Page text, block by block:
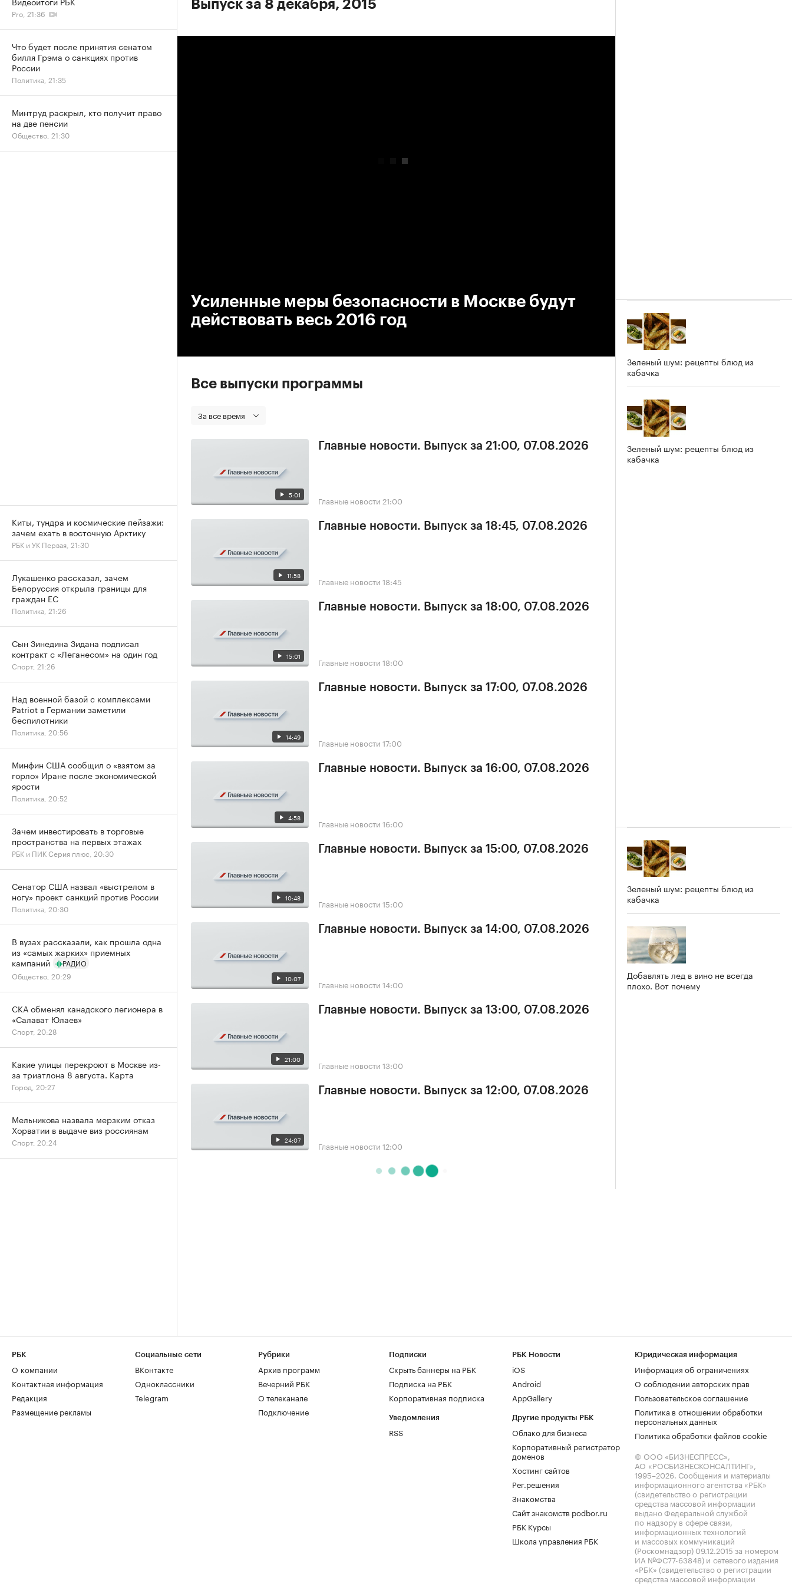
Выпуск за 8 декабря, 2015
Усиленные меры безопасности в Москве будут
действовать весь 2016 год
Все выпуски программы
За все время
5:01
Главные новости. Выпуск за 21:00, 07.08.2026
Главные новости 21:00
11:58
Главные новости. Выпуск за 18:45, 07.08.2026
Главные новости 18:45
15:01
Главные новости. Выпуск за 18:00, 07.08.2026
Главные новости 18:00
14:49
Главные новости. Выпуск за 17:00, 07.08.2026
Главные новости 17:00
4:58
Главные новости. Выпуск за 16:00, 07.08.2026
Главные новости 16:00
10:48
Главные новости. Выпуск за 15:00, 07.08.2026
Главные новости 15:00
10:07
Главные новости. Выпуск за 14:00, 07.08.2026
Главные новости 14:00
21:00
Главные новости. Выпуск за 13:00, 07.08.2026
Главные новости 13:00
24:07
Главные новости. Выпуск за 12:00, 07.08.2026
Главные новости 12:00
Зеленый шум: рецепты блюд из
кабачка
Зеленый шум: рецепты блюд из
кабачка
Зеленый шум: рецепты блюд из
кабачка
Добавлять лед в вино не всегда
плохо. Вот почему
Pro, 21:36
Что будет после принятия сенатом
билля Грэма о санкциях против
России
Политика, 21:35
Минтруд раскрыл, кто получит право
на две пенсии
Общество, 21:30
Киты, тундра и космические пейзажи:
зачем ехать в восточную Арктику
РБК и УК Первая, 21:30
Лукашенко рассказал, зачем
Белоруссия открыла границы для
граждан ЕС
Политика, 21:26
Сын Зинедина Зидана подписал
контракт с «Леганесом» на один год
Спорт, 21:26
Над военной базой с комплексами
Patriot в Германии заметили
беспилотники
Политика, 20:56
Минфин США сообщил о «взятом за
горло» Иране после экономической
ярости
Политика, 20:52
Зачем инвестировать в торговые
пространства на первых этажах
РБК и ПИК Серия плюс, 20:30
Сенатор США назвал «выстрелом в
ногу» проект санкций против России
Политика, 20:30
В вузах рассказали, как прошла одна
из «самых жарких» приемных
кампаний
РАДИО
Общество, 20:29
СКА обменял канадского легионера в
«Салават Юлаев»
Спорт, 20:28
Какие улицы перекроют в Москве из-
за триатлона 8 августа. Карта
Город, 20:27
Мельникова назвала мерзким отказ
Хорватии в выдаче виз россиянам
Спорт, 20:24
РБК
О компании
Контактная информация
Редакция
Размещение рекламы
Социальные сети
ВКонтакте
Одноклассники
Telegram
Рубрики
Архив программ
Вечерний РБК
О телеканале
Подключение
Подписки
Скрыть баннеры на РБК
Подписка на РБК
Корпоративная подписка
Уведомления
RSS
РБК Новости
iOS
Android
AppGallery
Другие продукты РБК
Облако для бизнеса
Корпоративный регистратор
доменов
Хостинг сайтов
Рег.решения
Знакомства
Сайт знакомств podbor.ru
РБК Курсы
Школа управления РБК
Юридическая информация
Информация об ограничениях
О соблюдении авторских прав
Пользовательское соглашение
Политика в отношении обработки
персональных данных
Политика обработки файлов cookie
© ООО «БИЗНЕСПРЕСС»,
АО «РОСБИЗНЕСКОНСАЛТИНГ»,
1995–2026. Сообщения и материалы
информационного агентства «РБК»
(свидетельство о регистрации
средства массовой информации
выдано Федеральной службой
по надзору в сфере связи,
информационных технологий
и массовых коммуникаций
(Роскомнадзор) 09.12.2015 за номером
ИА №ФС77-63848) и сетевого издания
«РБК» (свидетельство о регистрации
средства массовой информации